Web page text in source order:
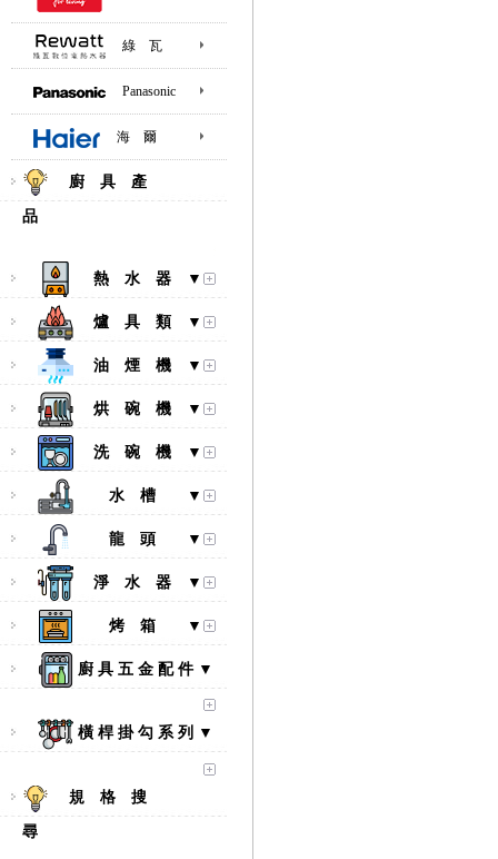
綠 瓦
Panasonic
海 爾
廚 具 產
品
熱 水 器 ▼
爐 具 類 ▼
油 煙 機 ▼
烘 碗 機 ▼
洗 碗 機 ▼
水 槽 ▼
龍 頭 ▼
淨 水 器 ▼
烤 箱 ▼
廚 具 五 金 配 件 ▼
橫 桿 掛 勾 系 列 ▼
規 格 搜
尋